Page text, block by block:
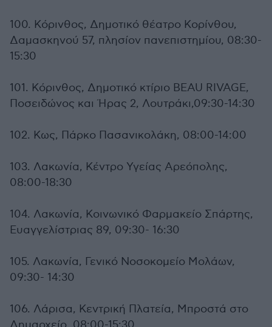
100. Κόρινθος, Δημοτικό θέατρο Κορίνθου,
Δαμασκηνού 57, πλησίον πανεπιστημίου, 08:30-
15:30
101. Κόρινθος, Δημοτικό κτίριο BEAU RIVAGE,
Ποσειδώνος και Ήρας 2, Λουτράκι,09:30-14:30
102. Κως, Πάρκο Πασανικολάκη, 08:00-14:00
103. Λακωνία, Κέντρο Υγείας Αρεόπολης,
08:00-18:30
104. Λακωνία, Κοινωνικό Φαρμακείο Σπάρτης,
Ευαγγελίστριας 89, 09:30- 16:30
105. Λακωνία, Γενικό Νοσοκομείο Μολάων,
09:30- 14:30
106. Λάρισα, Κεντρική Πλατεία, Μπροστά στο